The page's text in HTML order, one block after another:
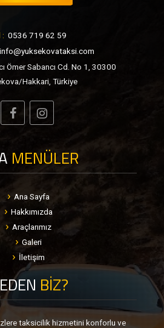
: 0536 719 62 59
info@yuksekovataksi.com
Ömer Sabancı Cd. No 1, 30300
Hakkari, Türkiye
MENÜLER
Ana Sayfa
Hakkımızda
Araçlarımız
Galeri
İletişim
BİZ?
taksicilik hizmetini konforlu ve